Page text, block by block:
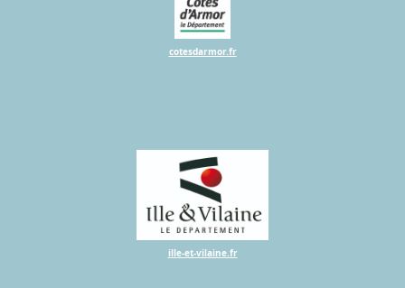
cotesdarmor.fr
ille-et-vilaine.fr